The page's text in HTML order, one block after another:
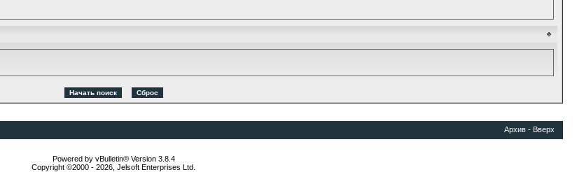
Архив - Вверх
Powered by vBulletin® Version 3.8.4
Copyright ©2000 - 2026, Jelsoft Enterprises Ltd.